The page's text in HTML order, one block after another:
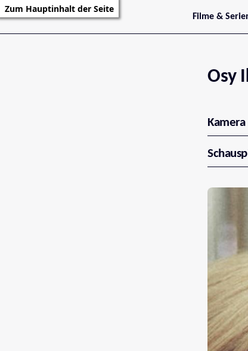
Zum Hauptinhalt der Seite
Filme &
Trailer
Serienarchiv
Osy
Kamera